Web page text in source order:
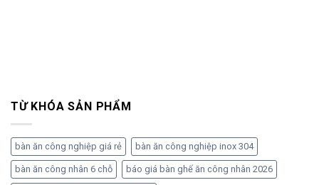
TỪ KHÓA SẢN PHẨM
bàn ăn công nghiệp giá rẻ bàn ăn công nghiệp inox 304
bàn ăn công nhân 6 chỗ báo giá bàn ghế ăn công nhân 2026